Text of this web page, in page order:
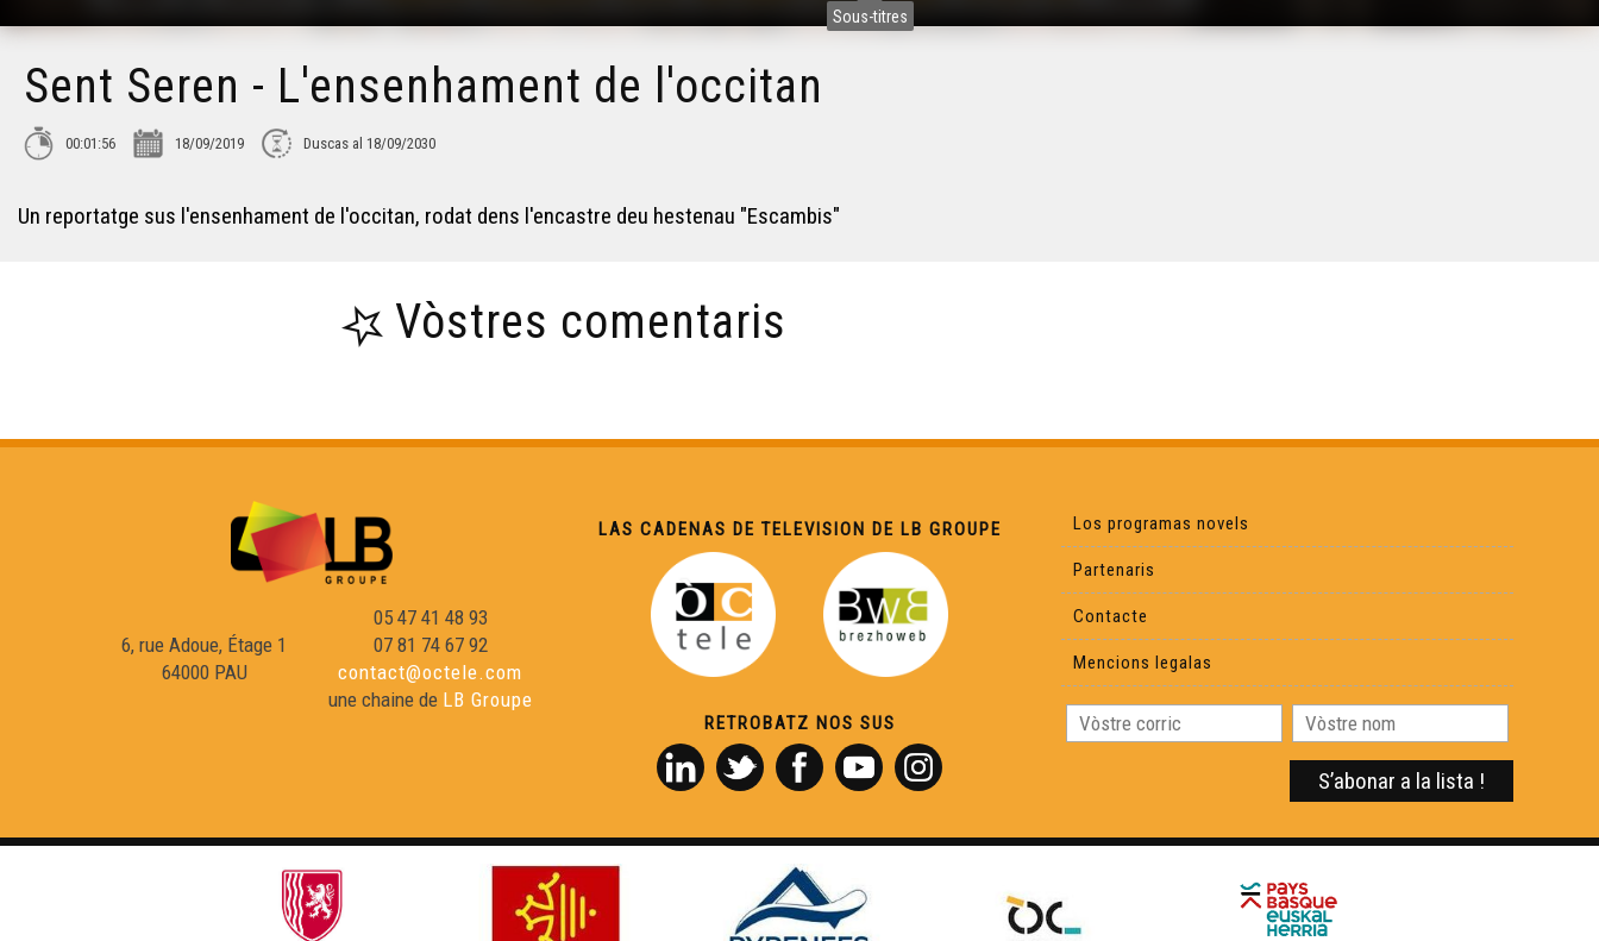
Sous-titres
L'enquèsta sociolingüistica sus la lenga occitana
Calandreta Lauragués
Sent Seren - L'ensenhament de l'occitan
00:01:56 18/09/2019 Duscas al 18/09/2030
Un reportatge sus l'ensenhament de l'occitan, rodat dens l'encastre deu hestenau "Escambis"
Vòstres comentaris
6, rue Adoue, Étage 1
64000 PAU
05 47 41 48 93
07 81 74 67 92
contact@octele.com
une chaine de LB Groupe
LAS CADENAS DE TELEVISION DE LB GROUPE
RETROBATZ NOS SUS
Los programas novels
Partenaris
Contacte
Mencions legalas